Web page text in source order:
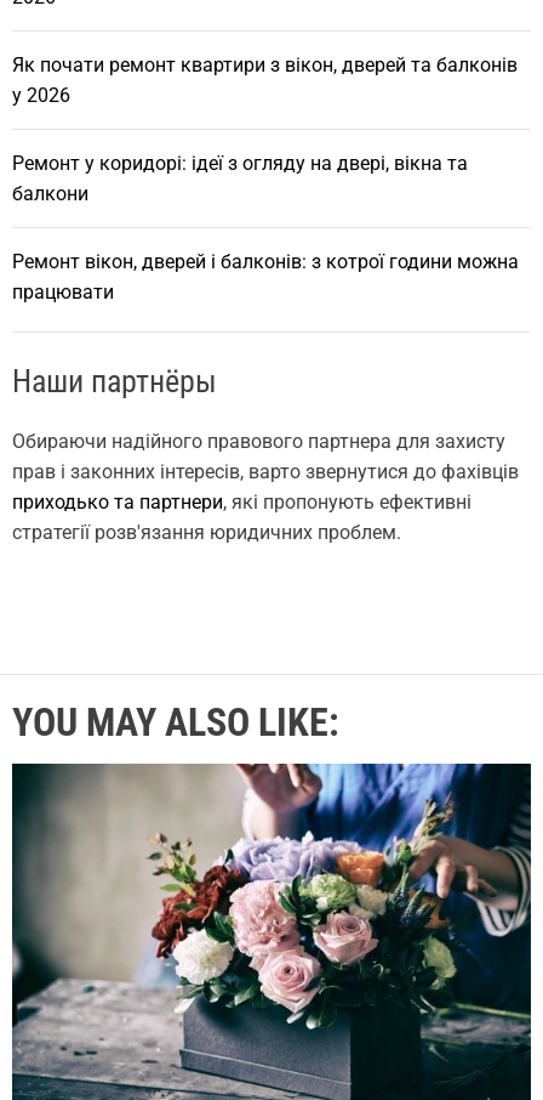
Як почати ремонт квартири з вікон, дверей та балконів
у 2026
Ремонт у коридорі: ідеї з огляду на двері, вікна та
балкони
Ремонт вікон, дверей і балконів: з котрої години можна
працювати
Наши партнёры
Обираючи надійного правового партнера для захисту
прав і законних інтересів, варто звернутися до фахівців
приходько та партнери, які пропонують ефективні
стратегії розв'язання юридичних проблем.
YOU MAY ALSO LIKE: